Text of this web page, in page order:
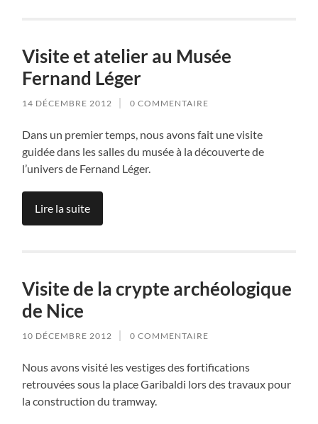
Visite et atelier au Musée
Fernand Léger
14 DÉCEMBRE 2012 0 COMMENTAIRE
Dans un premier temps, nous avons fait une visite
guidée dans les salles du musée à la découverte de
l’univers de Fernand Léger.
Lire la suite
Visite de la crypte archéologique
de Nice
10 DÉCEMBRE 2012 0 COMMENTAIRE
Nous avons visité les vestiges des fortifications
retrouvées sous la place Garibaldi lors des travaux pour
la construction du tramway.